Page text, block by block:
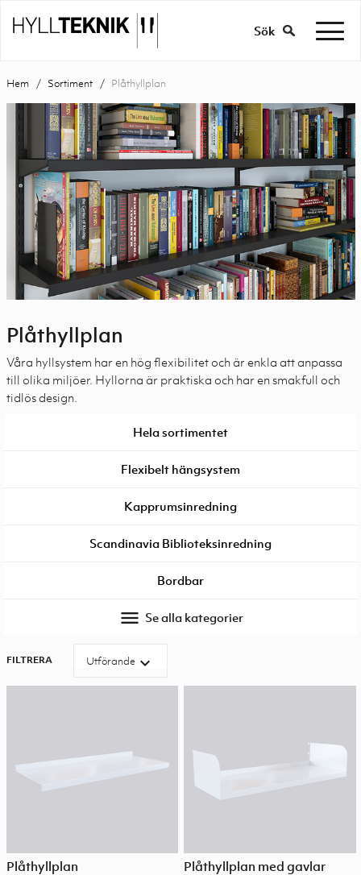
Sök
Hem Sortiment Plåthyllplan
Plåthyllplan
Våra hyllsystem har en hög flexibilitet och är enkla att anpassa
till olika miljöer. Hyllorna är praktiska och har en smakfull och
tidlös design.
Hela sortimentet
Flexibelt hängsystem
Kapprumsinredning
Scandinavia Biblioteksinredning
Bordbar
menu Se alla kategorier
FILTRERA Utförandeexpand_more
Plåthyllplan Plåthyllplan med gavlar